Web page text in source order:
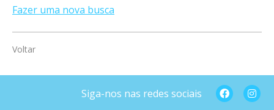
Fazer uma nova busca
Voltar
Siga-nos nas redes sociais